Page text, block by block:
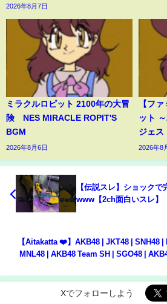
2026年8月7日
ミラクルロピット 2100年の大冒
険 NES MIRACLE ROPIT'S
BGM
2026年8月6日
【フ
ット
ジェス
2026年8
【伝説スレ】ショック
www【2ch面白いスレ】
【Aitakatta ❤️】AKB48 | JKT48 | SNH48 |
MNL48 | AKB48 Team SH | SGO48 |
Xでフォローしよう